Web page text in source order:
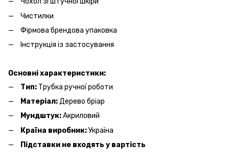
Чистилки
Фірмова брендова упаковка
Інструкція із застосування
Основні характеристики:
Тип: Трубка ручної роботи
Матеріал:Дерево бріар
Мундштук:Акриловий
Країна виробник:Україна
Підставки не входять у вартість